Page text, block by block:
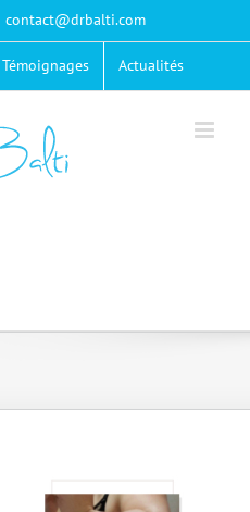
contact@drbalti.com
Témoignages Actualités